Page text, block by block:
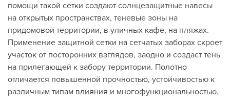
помощи такой сетки создают солнцезащитные навесы
на открытых пространствах, теневые зоны на
придомовой территории, в уличных кафе, на пляжах.
Применение защитной сетки на сетчатых заборах скроет
участок от посторонних взглядов, заодно и создаст тень
на прилегающей к забору территории. Полотно
отличается повышенной прочностью, устойчивостью к
различным типам влияния и многофункциональностью.